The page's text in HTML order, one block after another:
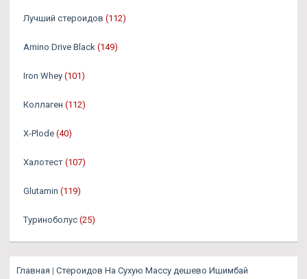
Лучший стероидов (112)
Amino Drive Black (149)
Iron Whey (101)
Коллаген (112)
X-Plode (40)
Халотест (107)
Glutamin (119)
Туриноболус (25)
Главная | Стероидов На Сухую Массу дешево Ишимбай